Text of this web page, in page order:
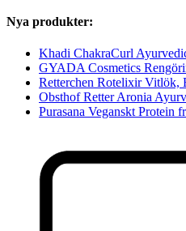
Nya produkter:
Khadi ChakraCurl
GYADA Cosmetics
Retterchen Rotelixir Vitlök,
Obsthof Retter Aronia
Purasana Veganskt Protein